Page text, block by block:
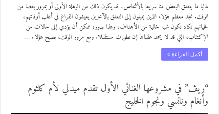
غالبا ما يتعلق البعض منا سريعا بالأشخاص، قد يكون ذلك من الوهلة الأولى أو بمرور بعضا من
الوقت. نجد معظم هؤلاء الذين يميلون إلى التعلق بالآخرين يعيشون الفراغ في أغلب أوقاتهم،
فحياتهم تكاد تكون شبه خالية من الأهداف، وهذا بدوره ممكن أن يؤدي إلى حالات من
الإكتئاب، التي قد لا يحمد عقباها إن تطورت مستقبلا. ومع مرور الوقت، يصبح هؤلاء …
أكمل القراءة »
“ريڤ” في مشروعها الغنائي الأول تقدم ميدلي لأم كلثوم
وأنغام ونانسي ونجوم الخليج